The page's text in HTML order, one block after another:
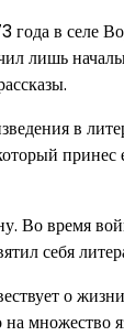
в селе
лишь
в
время
себя
о жизни
множество